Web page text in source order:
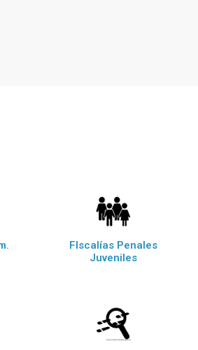
FIscalías Penales
Juveniles